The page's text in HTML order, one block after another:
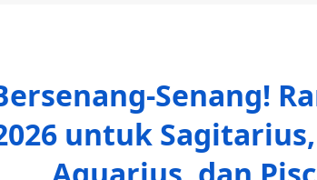
Senang!
untuk